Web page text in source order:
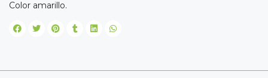
Color amarillo.